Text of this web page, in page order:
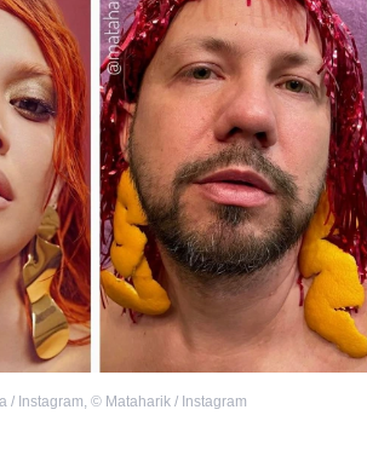
/ Instagram, © Mataharik / Instagram